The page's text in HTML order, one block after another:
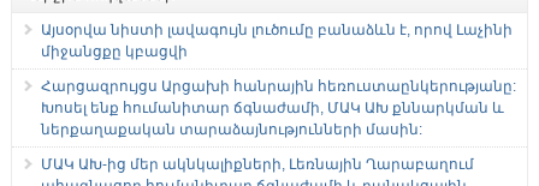
Այսօրվա նիստի լավագույն լուծումը բանաձևն է, որով Լաչինի
միջանցքը կբացվի
Հարցազրույցս Արցախի հանրային հեռուստաընկերությանը:
Խոսել ենք հումանիտար ճգնաժամի, ՄԱԿ ԱԽ քննարկման և
ներքաղաքական տարաձայնությունների մասին:
ՄԱԿ ԱԽ-ից մեր ակնկալիքների, Լեռնային Ղարաբաղում